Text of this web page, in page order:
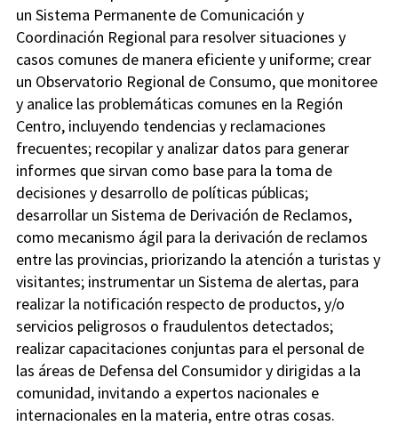
un Sistema Permanente de Comunicación y
Coordinación Regional para resolver situaciones y
casos comunes de manera eficiente y uniforme; crear
un Observatorio Regional de Consumo, que monitoree
y analice las problemáticas comunes en la Región
Centro, incluyendo tendencias y reclamaciones
frecuentes; recopilar y analizar datos para generar
informes que sirvan como base para la toma de
decisiones y desarrollo de políticas públicas;
desarrollar un Sistema de Derivación de Reclamos,
como mecanismo ágil para la derivación de reclamos
entre las provincias, priorizando la atención a turistas y
visitantes; instrumentar un Sistema de alertas, para
realizar la notificación respecto de productos, y/o
servicios peligrosos o fraudulentos detectados;
realizar capacitaciones conjuntas para el personal de
las áreas de Defensa del Consumidor y dirigidas a la
comunidad, invitando a expertos nacionales e
internacionales en la materia, entre otras cosas.